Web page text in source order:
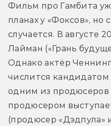
Фильм про Гамбита
планах у «Фоксов», но
случается. В августе
Лайман («Грань
Однако актёр
числится кандидатом
одним из продюсеров
продюсером
(продюсер «Дэдпула»